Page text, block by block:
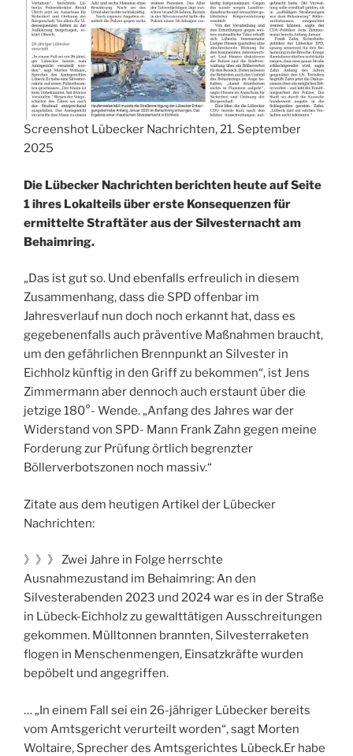
Screenshot Lübecker Nachrichten, 21. September
2025
Die Lübecker Nachrichten berichten heute auf Seite
1 ihres Lokalteils über erste Konsequenzen für
ermittelte Straftäter aus der Silvesternacht am
Behaimring.
„Das ist gut so. Und ebenfalls erfreulich in diesem
Zusammenhang, dass die SPD offenbar im
Jahresverlauf nun doch noch erkannt hat, dass es
gegebenenfalls auch präventive Maßnahmen braucht,
um den gefährlichen Brennpunkt an Silvester in
Eichholz künftig in den Griff zu bekommen“, ist Jens
Zimmermann aber dennoch auch erstaunt über die
jetzige 180°- Wende. „Anfang des Jahres war der
Widerstand von SPD- Mann Frank Zahn gegen meine
Forderung zur Prüfung örtlich begrenzter
Böllerverbotszonen noch massiv.“
Zitate aus dem heutigen Artikel der Lübecker
Nachrichten:
》》》 Zwei Jahre in Folge herrschte
Ausnahmezustand im Behaimring: An den
Silvesterabenden 2023 und 2024 war es in der Straße
in Lübeck-Eichholz zu gewalttätigen Ausschreitungen
gekommen. Mülltonnen brannten, Silvesterraketen
flogen in Menschenmengen, Einsatzkräfte wurden
bepöbelt und angegriffen.
… „In einem Fall sei ein 26-jähriger Lübecker bereits
vom Amtsgericht verurteilt worden“, sagt Morten
Woltaire, Sprecher des Amtsgerichtes Lübeck.Er habe